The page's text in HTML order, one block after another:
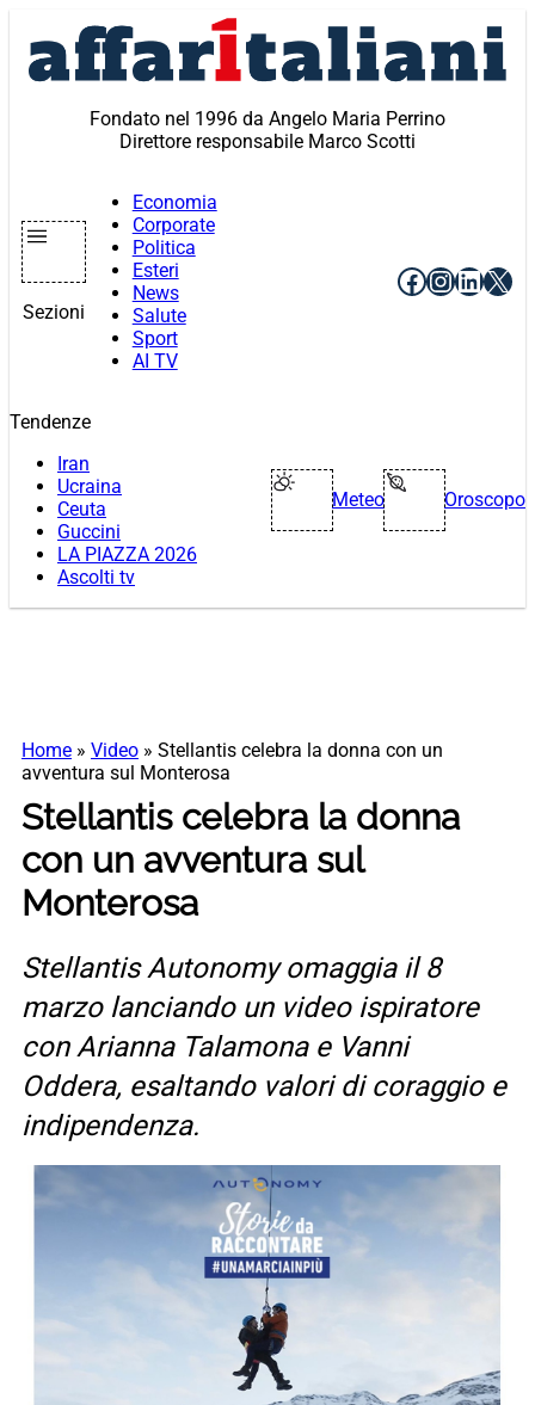
contenuto
Fondato nel 1996 da Angelo Maria Perrino
Direttore responsabile Marco Scotti
Sezioni
Economia
Corporate
Politica
Esteri
News
Salute
Sport
AI TV
Facebook
X
Tendenze
Iran
Ucraina
Ceuta
Guccini
LA PIAZZA 2026
Ascolti tv
Meteo Oroscopo
Home » Video » Stellantis celebra la donna con un
avventura sul Monterosa
Stellantis celebra la donna
con un avventura sul
Monterosa
Stellantis Autonomy omaggia il 8
marzo lanciando un video ispiratore
con Arianna Talamona e Vanni
Oddera, esaltando valori di coraggio e
indipendenza.